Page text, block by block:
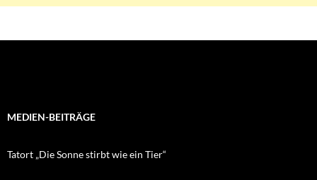
MEDIEN-BEITRÄGE
Tatort „Die Sonne stirbt wie ein Tier“